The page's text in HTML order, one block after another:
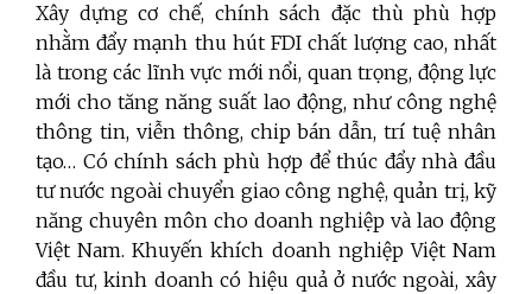
Xây dựng cơ chế, chính sách đặc thù phù hợp
nhằm đẩy mạnh thu hút FDI chất lượng cao, nhất
là trong các lĩnh vực mới nổi, quan trọng, động lực
mới cho tăng năng suất lao động, như công nghệ
thông tin, viễn thông, chip bán dẫn, trí tuệ nhân
tạo… Có chính sách phù hợp để thúc đẩy nhà đầu
tư nước ngoài chuyển giao công nghệ, quản trị, kỹ
năng chuyên môn cho doanh nghiệp và lao động
Việt Nam. Khuyến khích doanh nghiệp Việt Nam
đầu tư, kinh doanh có hiệu quả ở nước ngoài, xây